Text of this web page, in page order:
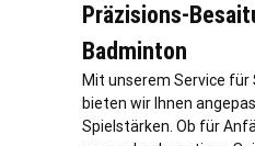
Präzisions-
Badminton
Mit unserem Service
bieten wir Ihnen
Spielstärken. Ob für